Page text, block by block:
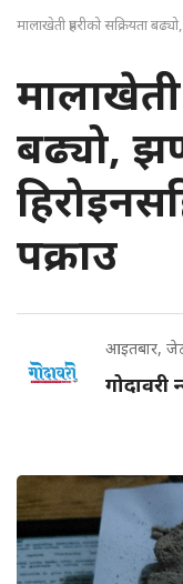
मालाखेती प्रहरीको सक्रियता
मालाखेती
बढ्यो,
पक्राउ
आइतबार,
गोदावरी